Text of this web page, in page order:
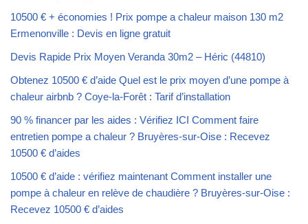
10500 € + économies ! Prix pompe a chaleur maison 130 m2
Ermenonville : Devis en ligne gratuit
Devis Rapide Prix Moyen Veranda 30m2 – Héric (44810)
Obtenez 10500 € d’aide Quel est le prix moyen d’une pompe à
chaleur airbnb ? Coye-la-Forêt : Tarif d’installation
90 % financer par les aides : Vérifiez ICI Comment faire
entretien pompe a chaleur ? Bruyères-sur-Oise : Recevez
10500 € d’aides
10500 € d’aide : vérifiez maintenant Comment installer une
pompe à chaleur en relève de chaudière ? Bruyères-sur-Oise :
Recevez 10500 € d’aides